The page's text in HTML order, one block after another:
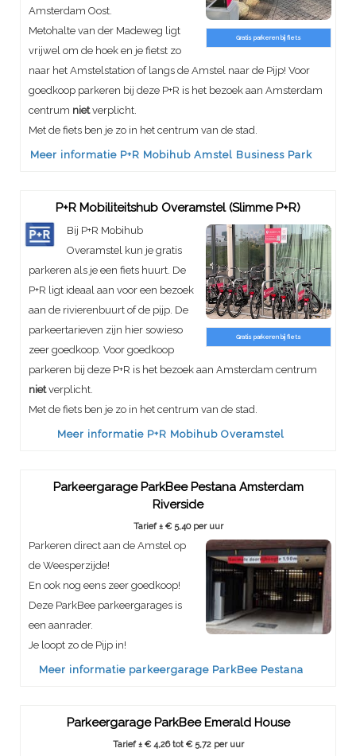
Gratis parkeren bij fiets
Amsterdam Oost.
Metohalte van der Madeweg ligt
vrijwel om de hoek en je fietst zo
naar het Amstelstation of langs de Amstel naar de Pijp! Voor
goedkoop parkeren bij deze P+R is het bezoek aan Amsterdam
centrum nietverplicht.
Met de fiets ben je zo in het centrum van de stad.
Meer informatie P+R Mobihub Amstel Business Park
P+R Mobiliteitshub Overamstel (Slimme P+R)
Gratis parkeren bij fiets
Bij P+R Mobihub
Overamstel kun je gratis
parkeren als je een fiets huurt. De
P+R ligt ideaal aan voor een bezoek
aan de rivierenbuurt of de pijp. De
parkeertarieven zijn hier sowieso
zeer goedkoop. Voor goedkoop
parkeren bij deze P+R is het bezoek aan Amsterdam centrum
nietverplicht.
Met de fiets ben je zo in het centrum van de stad.
Meer informatie P+R Mobihub Overamstel
Parkeergarage ParkBee Pestana Amsterdam
Riverside
Tarief ± € 5,40 per uur
Parkeren direct aan de Amstel op
de Weesperzijde!
En ook nog eens zeer goedkoop!
Deze ParkBee parkeergarages is
een aanrader.
Je loopt zo de Pijp in!
Meer informatie parkeergarage ParkBee Pestana
Parkeergarage ParkBee Emerald House
Tarief ± € 4,26 tot € 5,72 per uur